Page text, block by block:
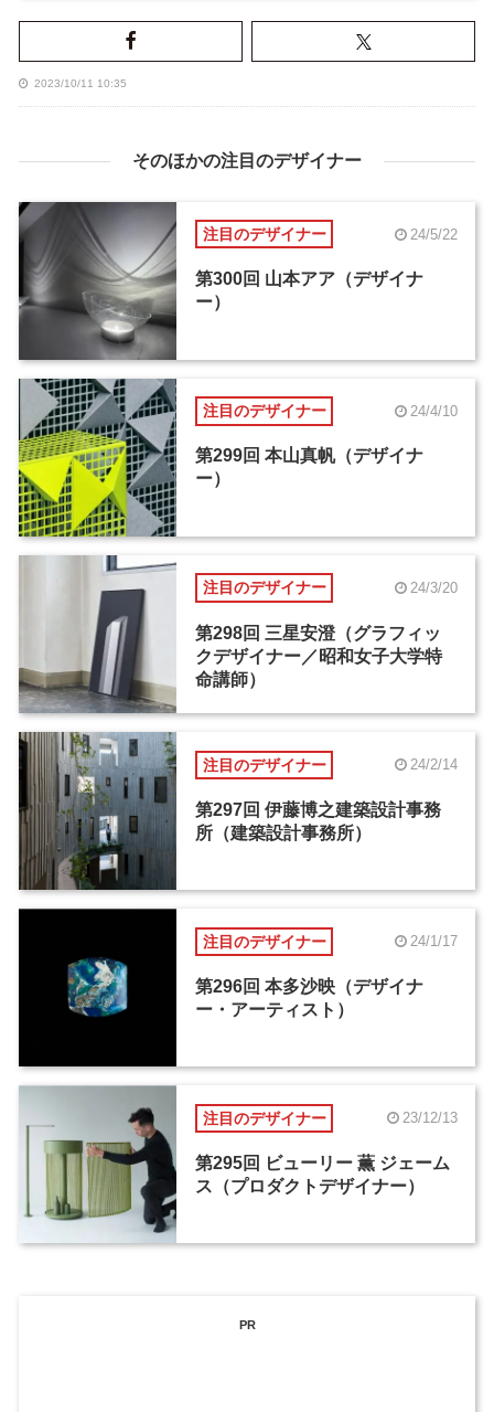
2023/10/11 10:35
そのほかの注目のデザイナー
注目のデザイナー 24/5/22
第300回 山本アア（デザイナ
ー）
注目のデザイナー 24/4/10
第299回 本山真帆（デザイナ
ー）
注目のデザイナー 24/3/20
第298回 三星安澄（グラフィッ
クデザイナー／昭和女子大学特
命講師）
注目のデザイナー 24/2/14
第297回 伊藤博之建築設計事務
所（建築設計事務所）
注目のデザイナー 24/1/17
第296回 本多沙映（デザイナ
ー・アーティスト）
注目のデザイナー 23/12/13
第295回 ビューリー 薫 ジェーム
ス（プロダクトデザイナー）
PR